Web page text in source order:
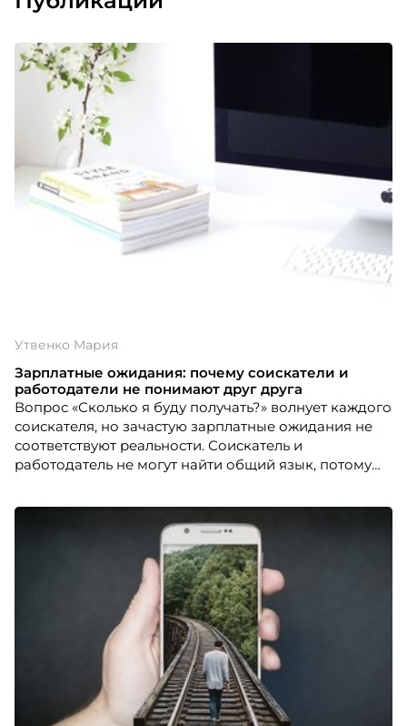
Утвенко Мария
Зарплатные ожидания: почему соискатели и
работодатели не понимают друг друга
Вопрос «Сколько я буду получать?» волнует каждого
соискателя, но зачастую зарплатные ожидания не
соответствуют реальности. Соискатель и
работодатель не могут найти общий язык, потому
оценивает себя адекватно, и не каждая компания
готова пойти на уступки. Чтобы разобраться в этом
вопросе, необходимо рассмотреть ситуацию более
подробно и с обеих сторон.